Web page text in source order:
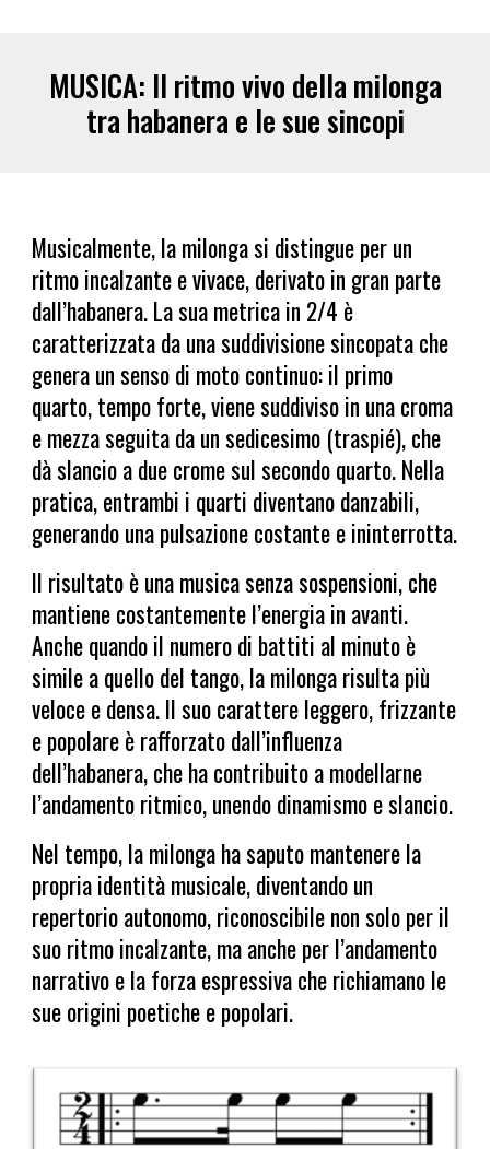
MUSICA: Il ritmo vivo della milonga
tra habanera e le sue sincopi
Musicalmente, la milonga si distingue per un
ritmo incalzante e vivace, derivato in gran parte
dall’habanera. La sua metrica in 2/4 è
caratterizzata da una suddivisione sincopata che
genera un senso di moto continuo: il primo
quarto, tempo forte, viene suddiviso in una croma
e mezza seguita da un sedicesimo (traspié), che
dà slancio a due crome sul secondo quarto. Nella
pratica, entrambi i quarti diventano danzabili,
generando una pulsazione costante e ininterrotta.
Il risultato è una musica senza sospensioni, che
mantiene costantemente l’energia in avanti.
Anche quando il numero di battiti al minuto è
simile a quello del tango, la milonga risulta più
veloce e densa. Il suo carattere leggero, frizzante
e popolare è rafforzato dall’influenza
dell’habanera, che ha contribuito a modellarne
l’andamento ritmico, unendo dinamismo e slancio.
Nel tempo, la milonga ha saputo mantenere la
propria identità musicale, diventando un
repertorio autonomo, riconoscibile non solo per il
suo ritmo incalzante, ma anche per l’andamento
narrativo e la forza espressiva che richiamano le
sue origini poetiche e popolari.